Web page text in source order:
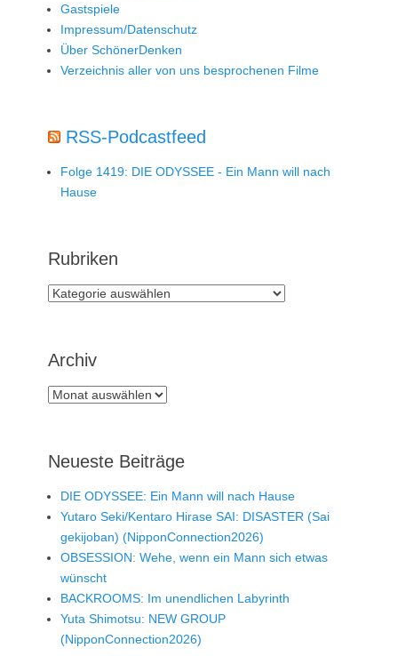
Gastspiele
Impressum/Datenschutz
Über SchönerDenken
Verzeichnis aller von uns besprochenen Filme
RSS-Podcastfeed
Folge 1419: DIE ODYSSEE - Ein Mann will nach
Hause
Rubriken
Rubriken
Archiv
Archiv
Neueste Beiträge
DIE ODYSSEE: Ein Mann will nach Hause
Yutaro Seki/Kentaro Hirase SAI: DISASTER (Sai
gekijoban) (NipponConnection2026)
OBSESSION: Wehe, wenn ein Mann sich etwas
wünscht
BACKROOMS: Im unendlichen Labyrinth
Yuta Shimotsu: NEW GROUP
(NipponConnection2026)